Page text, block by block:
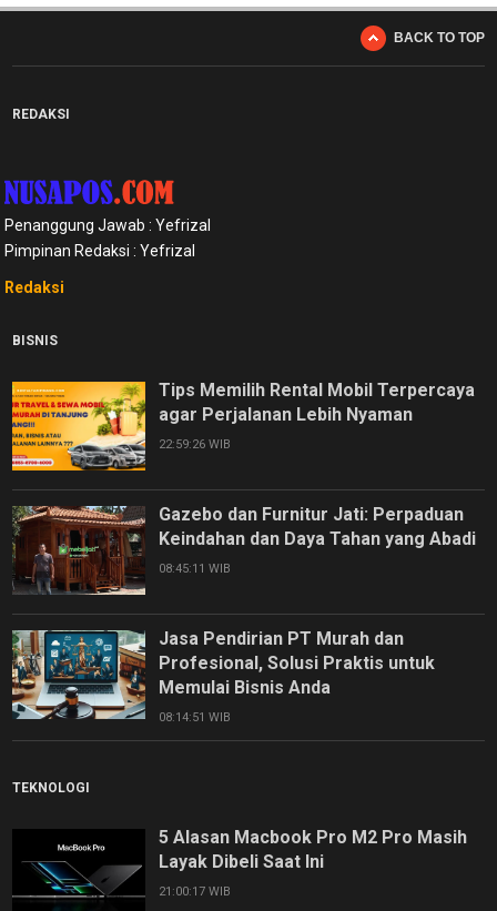
BACK TO TOP
REDAKSI
Penanggung Jawab : Yefrizal
Pimpinan Redaksi : Yefrizal
Redaksi
BISNIS
Tips Memilih Rental Mobil Terpercaya
agar Perjalanan Lebih Nyaman
22:59:26 WIB
Gazebo dan Furnitur Jati: Perpaduan
Keindahan dan Daya Tahan yang Abadi
08:45:11 WIB
Jasa Pendirian PT Murah dan
Profesional, Solusi Praktis untuk
Memulai Bisnis Anda
08:14:51 WIB
TEKNOLOGI
5 Alasan Macbook Pro M2 Pro Masih
Layak Dibeli Saat Ini
21:00:17 WIB